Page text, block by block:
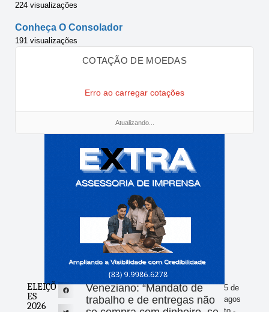
224 visualizações
Conheça O Consolador
191 visualizações
COTAÇÃO DE MOEDAS
Erro ao carregar cotações
Atualizando...
ELEIÇÕ
ES
2026
Veneziano: “Mandato de
trabalho e de entregas não
5 de
agos